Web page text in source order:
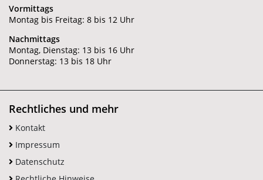
Vormittags
Montag bis Freitag: 8 bis 12 Uhr
Nachmittags
Montag, Dienstag: 13 bis 16 Uhr
Donnerstag: 13 bis 18 Uhr
Rechtliches und mehr
Kontakt
Impressum
Datenschutz